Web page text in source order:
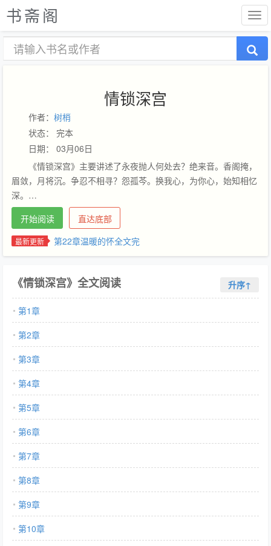
书斋阁
情锁深宫
作者： 树梢
状态： 完本
日期： 03月06日
《情锁深宫》主要讲述了永夜抛人何处去？绝来音。香阁掩，
眉敛，月将沉。争忍不相寻？怨孤芩。换我心，为你心，始知相忆
深。…
开始阅读
直达底部
最新更新 第22章温暖的怀全文完
《情锁深宫》全文阅读 升序↑
第1章
第2章
第3章
第4章
第5章
第6章
第7章
第8章
第9章
第10章